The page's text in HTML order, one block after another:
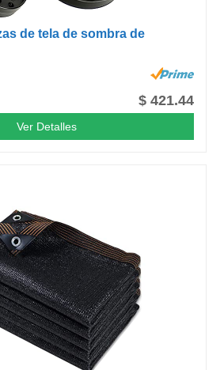
de tela de sombra de
$ 421.44
Ver Detalles